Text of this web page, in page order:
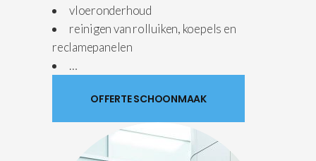
vloeronderhoud
reinigen van rolluiken, koepels en
reclamepanelen
…
OFFERTE SCHOONMAAK